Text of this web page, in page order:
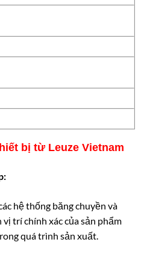
bị từ Leuze Vietnam
hệ thống băng chuyền và
vị trí chính xác của sản phẩm
quá trình sản xuất.